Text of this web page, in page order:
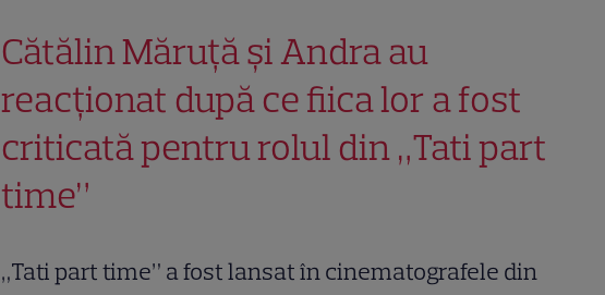
Cătălin Măruță și Andra au
reacționat după ce fiica lor a fost
criticată pentru rolul din „Tati part
time”
„Tati part time” a fost lansat în cinematografele din